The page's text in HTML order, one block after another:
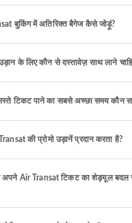
बुकिंग में अतिरिक्त बैगेज कैसे जोड़ूं?
के लिए कौन से दस्तावेज़ साथ लाने
टिकट पाने का सबसे अच्छा समय कौन
की प्रोमो उड़ानें प्रदान करता है?
अपने Air Transat टिकट का शेड्यूल